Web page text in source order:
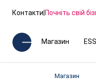
Контакти|Почніть свій
Магазин
Магазин